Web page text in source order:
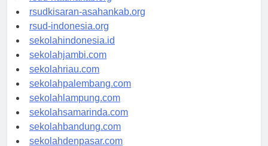
rsud-natunakab.org
rsudkisaran-asahankab.org
rsud-indonesia.org
sekolahindonesia.id
sekolahjambi.com
sekolahriau.com
sekolahpalembang.com
sekolahlampung.com
sekolahsamarinda.com
sekolahbandung.com